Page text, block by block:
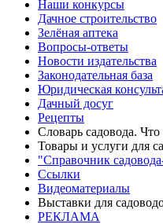
Наши конкурсы
Дачное строительство
Зелёная аптека
Вопросы-ответы
Новости издательства
Законодательная база
Юридическая
Дачный досуг
Рецепты
Словарь садовода.
Товары и услуги для
"Справочник
Ссылки
Видеоматериалы
Выставки для
РЕКЛАМА